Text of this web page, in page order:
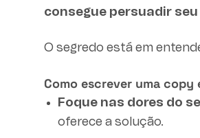
consegue persuadir
O segredo está em
Como escrever uma
Foque nas dores do
oferece a solução.